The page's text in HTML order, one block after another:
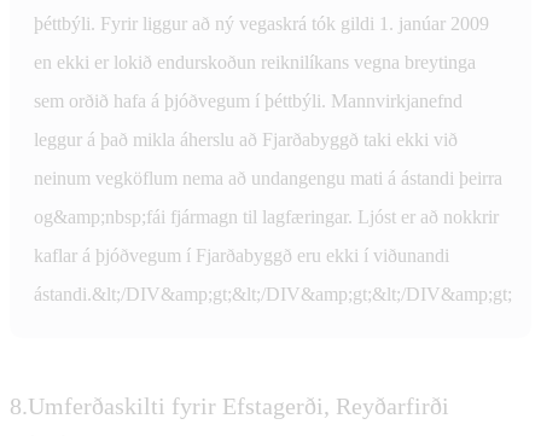
þéttbýli. Fyrir liggur að ný vegaskrá tók gildi 1. janúar 2009
en ekki er lokið endurskoðun reiknilíkans vegna breytinga
sem orðið hafa á þjóðvegum í þéttbýli. Mannvirkjanefnd
leggur á það mikla áherslu að Fjarðabyggð taki ekki við
neinum vegköflum nema að undangengu mati á ástandi þeirra
og&amp;nbsp;fái fjármagn til lagfæringar. Ljóst er að nokkrir
kaflar á þjóðvegum í Fjarðabyggð eru ekki í viðunandi
ástandi.&lt;/DIV&amp;gt;&lt;/DIV&amp;gt;&lt;/DIV&amp;gt;
8.Umferðaskilti fyrir Efstagerði, Reyðarfirði